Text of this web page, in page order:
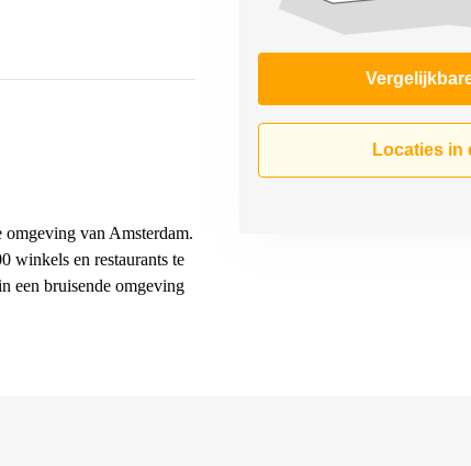
Locaties in
van Amsterdam.
winkels en restaurants te
een bruisende omgeving